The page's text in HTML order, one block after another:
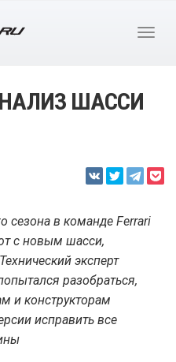
ШАССИ
сезона в команде Ferrari
с новым шасси,
эксперт
разобраться,
и конструкторам
исправить все